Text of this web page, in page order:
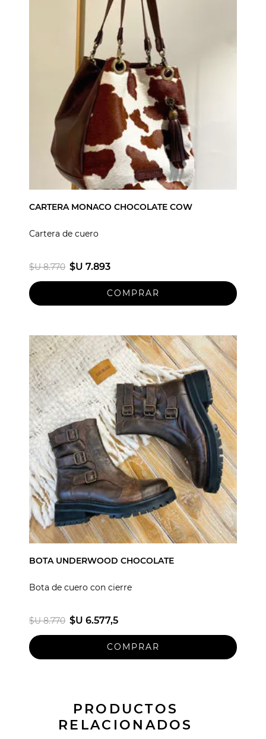
CARTERA MONACO CHOCOLATE COW
Cartera de cuero
$U 8.770 $U 7.893
BOTA UNDERWOOD CHOCOLATE
Bota de cuero con cierre
$U 8.770 $U 6.577,5
PRODUCTOS
RELACIONADOS